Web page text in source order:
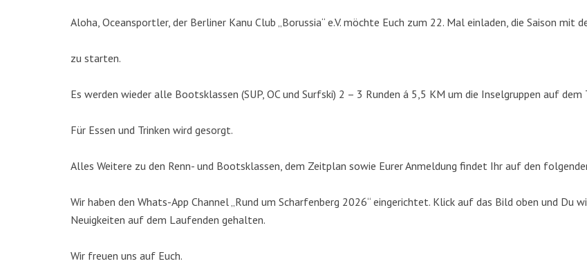
Aloha, Oceansportler, der Berliner Kanu Club „Borussia“ e.V. möchte Euch zum 22. Mal einladen, die Saison mit
zu starten.
Es werden wieder alle Bootsklassen (SUP, OC und Surfski) 2 – 3 Runden á 5,5 KM um die Inselgruppen auf dem
Für Essen und Trinken wird gesorgt.
Alles Weitere zu den Renn- und Bootsklassen, dem Zeitplan sowie Eurer Anmeldung findet Ihr auf den
Wir haben den Whats-App Channel „Rund um Scharfenberg 2026“ eingerichtet. Klick auf das Bild oben und
Neuigkeiten auf dem Laufenden gehalten.
Wir freuen uns auf Euch.
Aktuell(48)
Drachenboot(47)
Kanu-Rennsport(13)
nach: